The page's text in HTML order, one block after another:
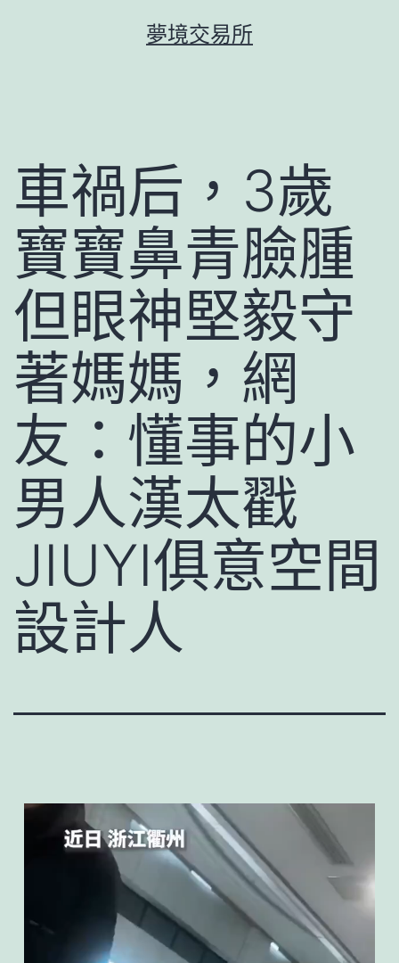
夢境交易所
車禍后，3歲
寶寶鼻青臉腫
但眼神堅毅守
著媽媽，網
友：懂事的小
男人漢太戳
JIUYI俱意空間
設計人